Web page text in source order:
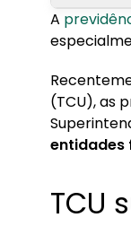
1. TCU
2.
3.
A
(TCU), as
entidades
TCU